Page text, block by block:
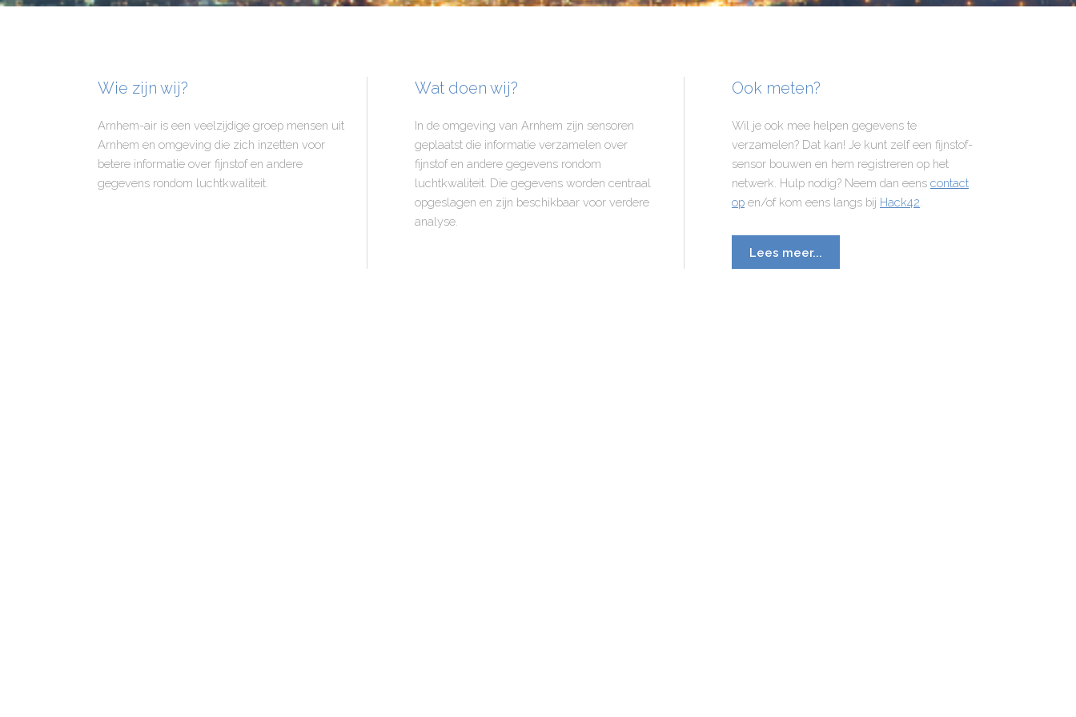
Wie zijn wij?
Arnhem-air is een veelzijdige groep mensen uit
Arnhem en omgeving die zich inzetten voor
betere informatie over fijnstof en andere
gegevens rondom luchtkwaliteit.
Wat doen wij?
In de omgeving van Arnhem zijn sensoren
geplaatst die informatie verzamelen over
fijnstof en andere gegevens rondom
luchtkwaliteit. Die gegevens worden centraal
opgeslagen en zijn beschikbaar voor verdere
analyse.
Ook meten?
Wil je ook mee helpen gegevens te
verzamelen? Dat kan! Je kunt zelf een fijnstof-
sensor bouwen en hem registreren op het
netwerk. Hulp nodig? Neem dan eens contact
op en/of kom eens langs bij Hack42
Lees meer...